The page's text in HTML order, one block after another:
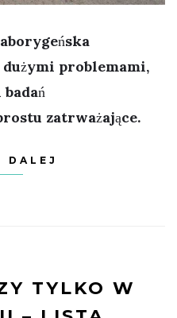
dużymi problemami,
zatrważające.
DALEJ
TYLKO W